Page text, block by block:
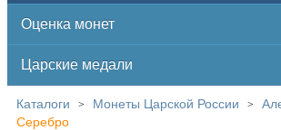
Оценка монет
Царские медали
Каталоги > Монеты Царской России >
Серебро